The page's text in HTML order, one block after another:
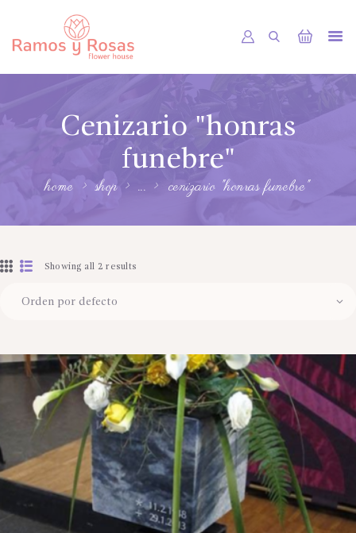
Cenizario "honras
funebre"
home shop ... cenizario "honras funebre"
TIENDA
RAMOS
BOUQUETS
FLORES POR SUBSCRIPCION
BLOG
CONTÁCTENOS
Showing all 2 results